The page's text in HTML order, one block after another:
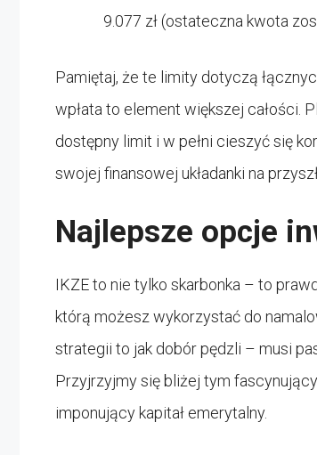
9.077 zł (ostateczna kwota
Pamiętaj, że te limity dotyczą
wpłata to element większej całości.
dostępny limit i w pełni cieszyć się
swojej finansowej układanki na
Najlepsze opcje
IKZE to nie tylko skarbonka – to
którą możesz wykorzystać do
strategii to jak dobór pędzli – musi
Przyjrzyjmy się bliżej tym
imponujący kapitał emerytalny.